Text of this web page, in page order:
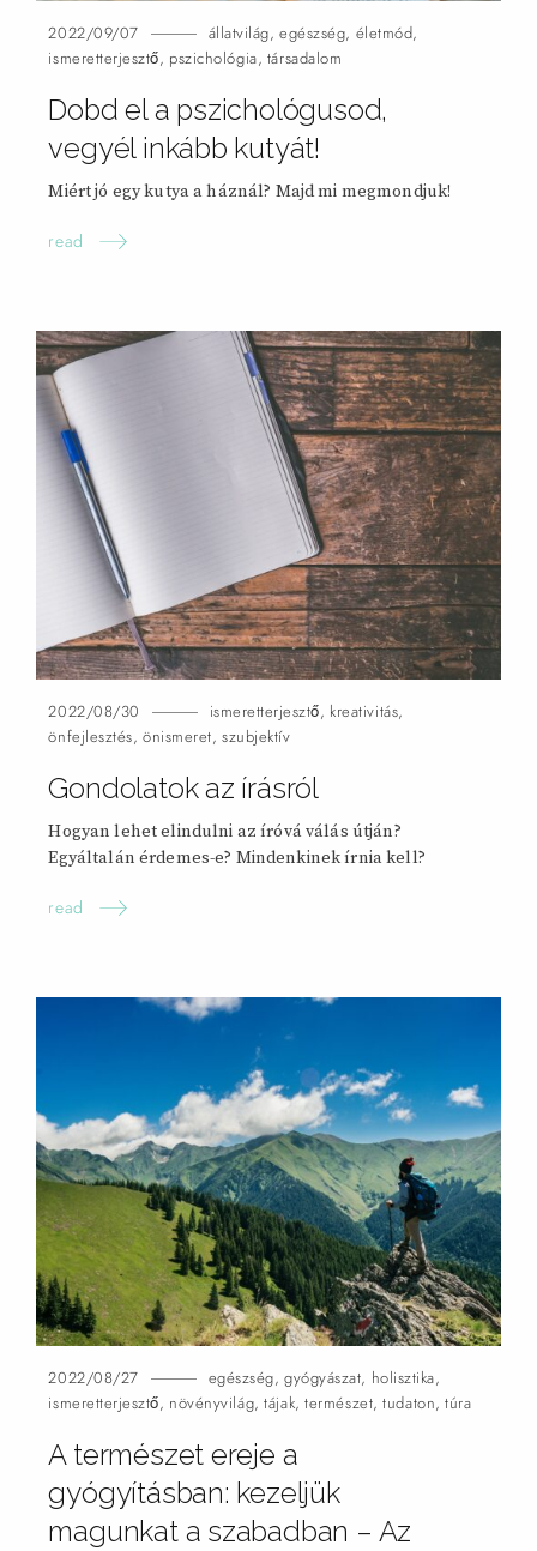
2022/09/07 állatvilág,egészség, életmód,
ismeretterjesztő, pszichológia, társadalom
Dobd el a pszichológusod,
vegyél inkább kutyát!
Miért jó egy kutya a háznál? Majd mi megmondjuk!
read
2022/08/30 ismeretterjesztő, kreativitás,
önfejlesztés,önismeret,szubjektív
Gondolatok az írásról
Hogyan lehet elindulni az íróvá válás útján?
Egyáltalán érdemes-e? Mindenkinek írniakell?
read
2022/08/27 egészség,gyógyászat, holisztika,
ismeretterjesztő, növényvilág,tájak,természet,tudaton,túra
A természet ereje a
gyógyításban: kezeljük
magunkat a szabadban – Az